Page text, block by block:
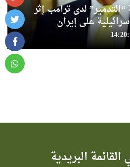
لدى ترامب إثر
على إيران
البريدية